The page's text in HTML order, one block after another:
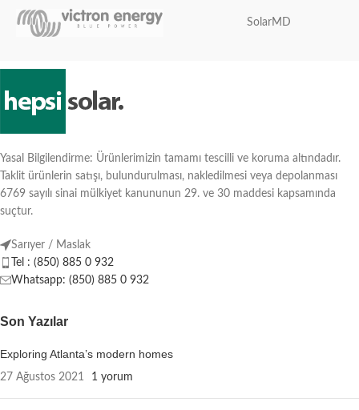
SolarMD
Yasal Bilgilendirme: Ürünlerimizin tamamı tescilli ve koruma altındadır.
Taklit ürünlerin satışı, bulundurulması, nakledilmesi veya depolanması
6769 sayılı sinai mülkiyet kanununun 29. ve 30 maddesi kapsamında
suçtur.
Sarıyer / Maslak
Tel : (850) 885 0 932
Whatsapp: (850) 885 0 932
Son Yazılar
Exploring Atlanta’s modern homes
27 Ağustos 2021 1 yorum